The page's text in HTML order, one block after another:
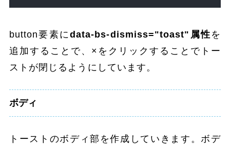
button要素にdata-bs-dismiss="toast"属性 を
追加することで、×をクリックすることでトー
ストが閉じるようにしています。
ボディ
トーストのボディ部を作成していきます。ボデ